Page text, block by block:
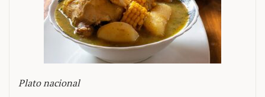
Plato nacional